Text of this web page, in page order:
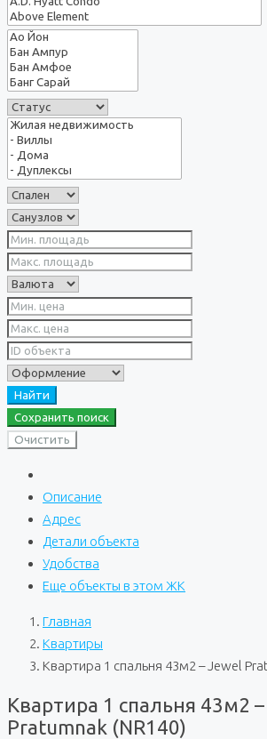
Найти
Сохранить поиск
Очистить
Описание
Адрес
Детали объекта
Удобства
Еще объекты в этом ЖК
Главная
Квартиры
Квартира 1 спальня 43м2 – Jewel
Квартира 1 спальня 43м2
Pratumnak (NR140)